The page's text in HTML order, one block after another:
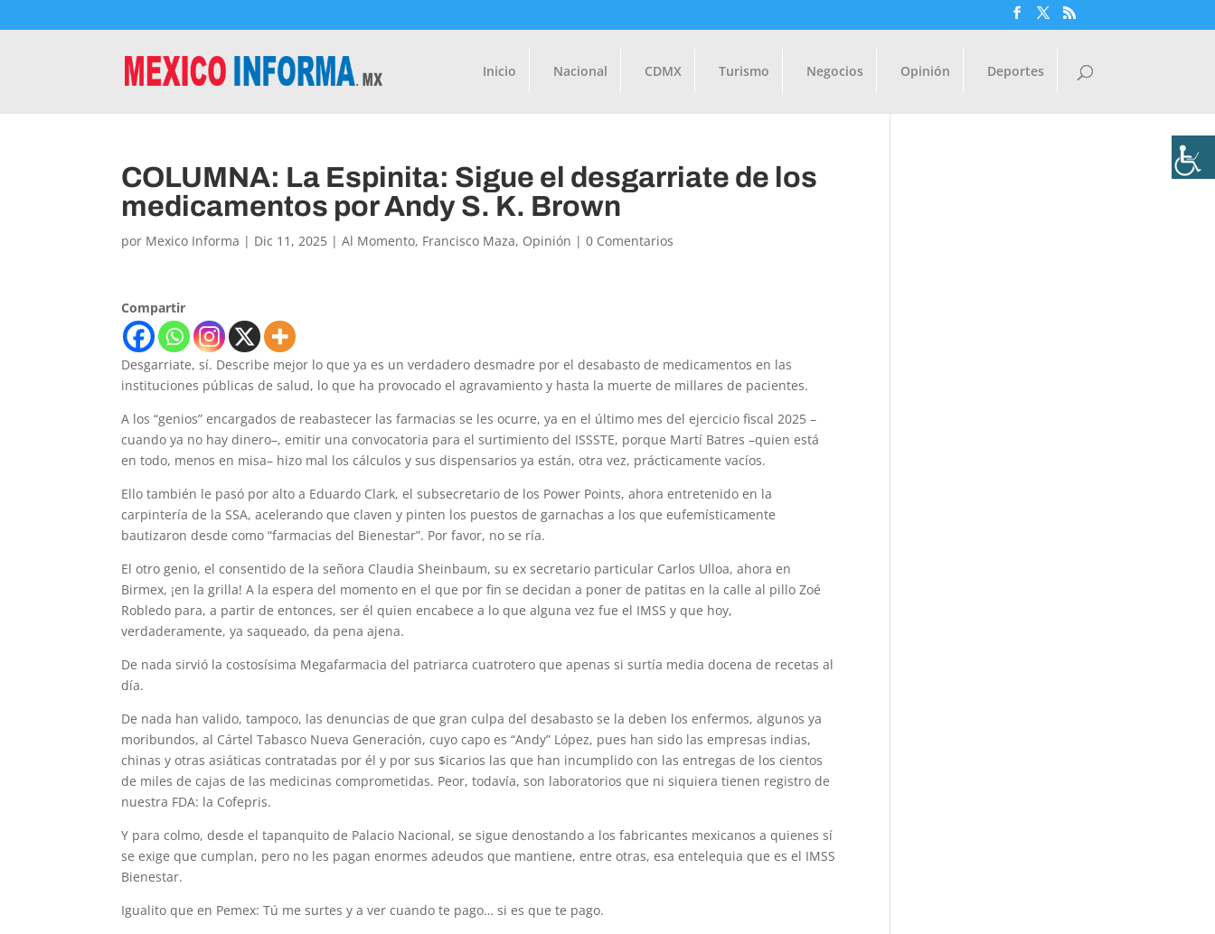
Inicio Nacional CDMX Turismo Negocios Opinión Deportes
COLUMNA: La Espinita: Sigue el desgarriate de los
medicamentos por Andy S. K. Brown
por Mexico Informa | Dic 11, 2025 |Al Momento, Francisco Maza, Opinión |0 Comentarios
Compartir
Desgarriate, sí. Describe mejor lo que ya es un verdadero desmadre por el desabasto de medicamentos en las
instituciones públicas de salud, lo que ha provocado el agravamiento y hasta la muerte de millares de pacientes.
A los “genios” encargados de reabastecer las farmacias se les ocurre, ya en el último mes del ejercicio fiscal 2025 –
cuando ya no hay dinero–, emitir una convocatoria para el surtimiento del ISSSTE, porque Martí Batres –quien está
en todo, menos en misa– hizo mal los cálculos y sus dispensarios ya están, otra vez, prácticamente vacíos.
Ello también le pasó por alto a Eduardo Clark, el subsecretario de los Power Points, ahora entretenido en la
carpintería de la SSA, acelerando que claven y pinten los puestos de garnachas a los que eufemísticamente
bautizaron desde como “farmacias del Bienestar”. Por favor, no se ría.
El otro genio, el consentido de la señora Claudia Sheinbaum, su ex secretario particular Carlos Ulloa, ahora en
Birmex, ¡en la grilla! A la espera del momento en el que por fin se decidan a poner de patitas en la calle al pillo Zoé
Robledo para, a partir de entonces, ser él quien encabece a lo que alguna vez fue el IMSS y que hoy,
verdaderamente, ya saqueado, da pena ajena.
De nada sirvió la costosísima Megafarmacia del patriarca cuatrotero que apenas si surtía media docena de recetas al
día.
De nada han valido, tampoco, las denuncias de que gran culpa del desabasto se la deben los enfermos, algunos ya
moribundos, al Cártel Tabasco Nueva Generación, cuyo capo es “Andy” López, pues han sido las empresas indias,
chinas y otras asiáticas contratadas por él y por sus $icarios las que han incumplido con las entregas de los cientos
de miles de cajas de las medicinas comprometidas. Peor, todavía, son laboratorios que ni siquiera tienen registro de
nuestra FDA: la Cofepris.
Y para colmo, desde el tapanquito de Palacio Nacional, se sigue denostando a los fabricantes mexicanos a quienes sí
se exige que cumplan, pero no les pagan enormes adeudos que mantiene, entre otras, esa entelequia que es el IMSS
Bienestar.
Igualito que en Pemex: Tú me surtes y a ver cuando te pago… si es que te pago.